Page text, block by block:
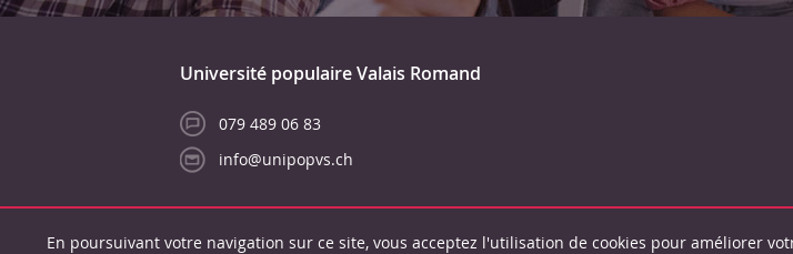
Université populaire Valais Romand
079 489 06 83
info@unipopvs.ch
En poursuivant votre navigation sur ce site, vous acceptez l'utilisation de cookies pour améliorer